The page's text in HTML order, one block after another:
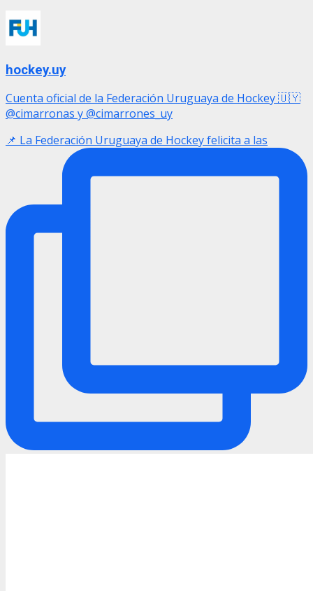
hockey.uy
Cuenta oficial de la Federación Uruguaya de Hockey 🇺🇾
@cimarronas y @cimarrones_uy
📌 La Federación Uruguaya de Hockey felicita a las